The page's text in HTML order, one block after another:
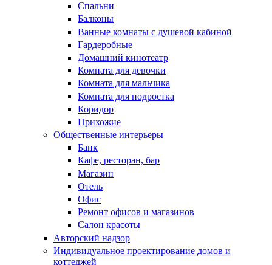
Спальни
Балконы
Ванные комнаты с душевой кабиной
Гардеробные
Домашний кинотеатр
Комната для девочки
Комната для мальчика
Комната для подростка
Коридор
Прихожие
Общественные интерьеры
Банк
Кафе, ресторан, бар
Магазин
Отель
Офис
Ремонт офисов и магазинов
Салон красоты
Авторский надзор
Индивидуальное проектирование домов и
коттеджей